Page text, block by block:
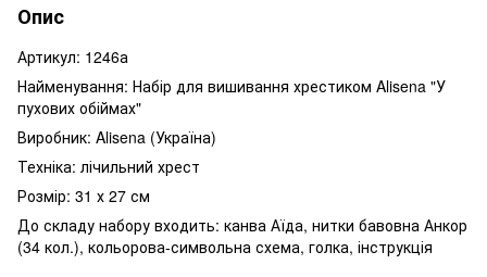
Опис
Артикул: 1246а
Найменування: Набір для вишивання хрестиком Alisena "У
пухових обіймах"
Виробник: Alisena (Україна)
Техніка: лічильний хрест
Розмір: 31 х 27 см
До складу набору входить: канва Аїда, нитки бавовна Анкор
(34 кол.), кольорова-символьна схема, голка, інструкція